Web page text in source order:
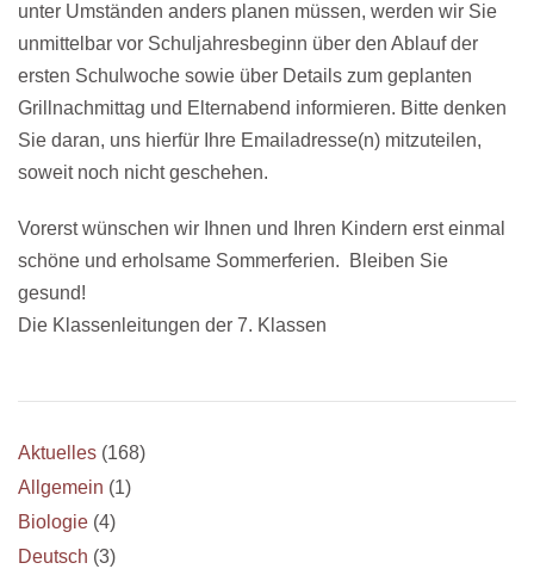
unter Umständen anders planen müssen, werden wir Sie
unmittelbar vor Schuljahresbeginn über den Ablauf der
ersten Schulwoche sowie über Details zum geplanten
Grillnachmittag und Elternabend informieren. Bitte denken
Sie daran, uns hierfür Ihre Emailadresse(n) mitzuteilen,
soweit noch nicht geschehen.
Vorerst wünschen wir Ihnen und Ihren Kindern erst einmal
schöne und erholsame Sommerferien. Bleiben Sie
gesund!
Die Klassenleitungen der 7. Klassen
Aktuelles (168)
Allgemein (1)
Biologie (4)
Deutsch (3)